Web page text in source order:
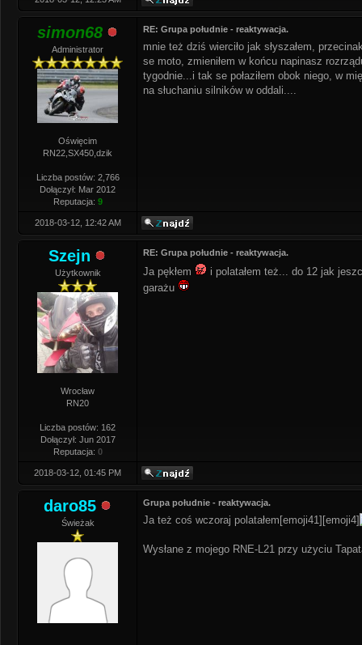
simon68
Administrator
Oświęcim
RN22,SX450,dzik
Liczba postów: 2,766
Dołączył: Mar 2012
Reputacja: 9
RE: Grupa południe - reaktywacja.
mnie też dziś wierciło jak słyszałem,
se moto, zmieniłem w końcu napinasz
tygodnie...i tak se połaziłem obok niego, w
na słuchaniu silników w oddali....
2018-03-12, 12:42 AM
Szejn
Użytkownik
Wrocław
RN20
Liczba postów: 162
Dołączył: Jun 2017
Reputacja: 0
RE: Grupa południe - reaktywacja.
Ja pękłem
i polatałem też... do 12 jak
garażu
2018-03-12, 01:45 PM
daro85
Świeżak
Grupa południe - reaktywacja.
Ja też coś wczoraj polatałem[emoji41][emoji4]
Wysłane z mojego RNE-L21 przy użyciu